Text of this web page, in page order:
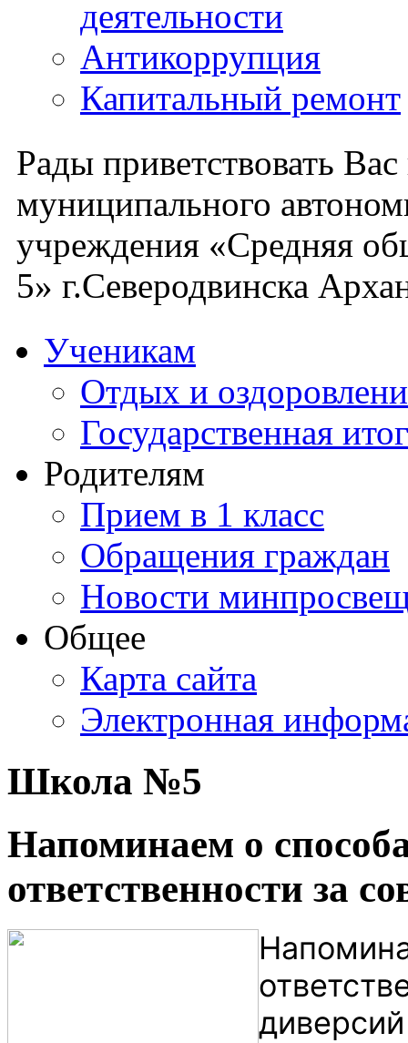
деятельности
Антикоррупция
Капитальный ремонт
Рады приветствовать
муниципального
учреждения «Средняя
5» г.Северодвинска
Ученикам
Отдых и
Государственная
Родителям
Прием в 1 класс
Обращения граждан
Новости
Общее
Карта сайта
Электронная
Школа №5
Напоминаем о
ответственности за
диверсий